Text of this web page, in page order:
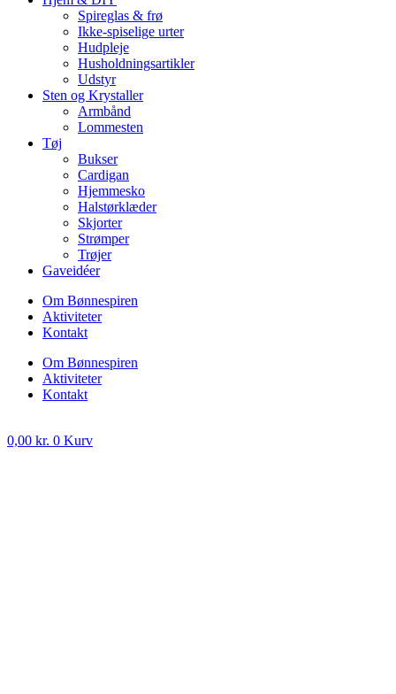
Spireglas & frø
Ikke-spiselige urter
Hudpleje
Husholdningsartikler
Udstyr
Sten og Krystaller
Armbånd
Lommesten
Tøj
Bukser
Cardigan
Hjemmesko
Halstørklæder
Skjorter
Strømper
Trøjer
Gaveidéer
Om Bønnespiren
Aktiviteter
Kontakt
Om Bønnespiren
Aktiviteter
Kontakt
0,00 kr. 0 Kurv